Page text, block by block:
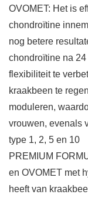
OVOMET: Het is
chondroïtine
nog betere
chondroïtine na
flexibiliteit te
kraakbeen te
moduleren,
vrouwen, evenals
type 1, 2, 5 en 10
PREMIUM
en OVOMET met
heeft van